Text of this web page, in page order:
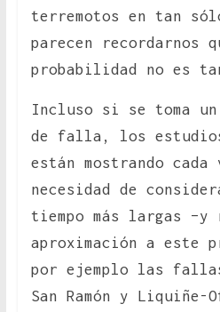
terremotos en tan
parecen recordarnos
probabilidad no es
Incluso si se toma un
de falla, los
están mostrando cada
necesidad de
tiempo más largas
aproximación a este
por ejemplo las
San Ramón y Liquiñe-